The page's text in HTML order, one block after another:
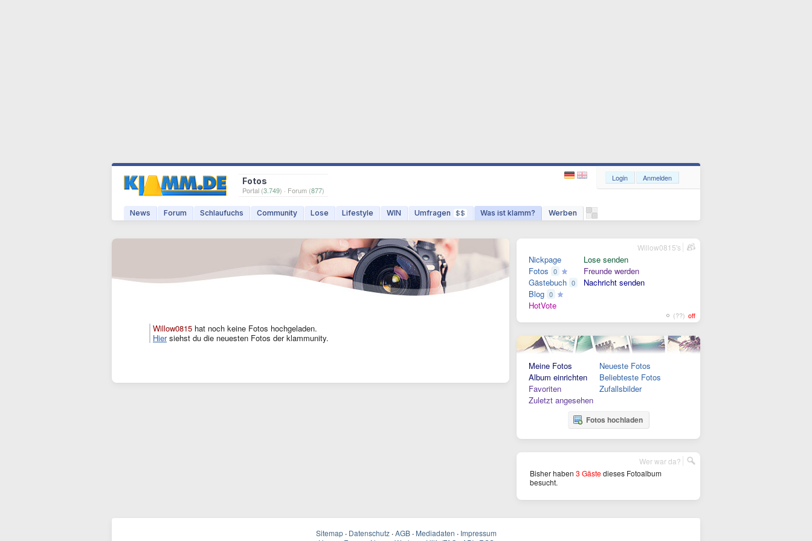
Fotos
Portal (3.749) · Forum (877)
News Forum Schlaufuchs Community Lose Lifestyle WIN Umfragen $$ Was ist klamm? Werben
Login Anmelden
Willow0815 hat noch keine Fotos hochgeladen.
Hiersiehst du die neuesten Fotos der klammunity.
Nickpage
Fotos 0
Gästebuch 0
Blog 0
HotVote
Lose senden
Freunde werden
Nachricht senden
(??) off
Willow0815's
Meine Fotos
Album einrichten
Favoriten
Zuletzt angesehen
Neueste Fotos
Beliebteste Fotos
Zufallsbilder
Fotos hochladen
Bisher haben 3 Gästedieses Fotoalbum
besucht.
Wer war da?
Sitemap · Datenschutz · AGB · Mediadaten · Impressum